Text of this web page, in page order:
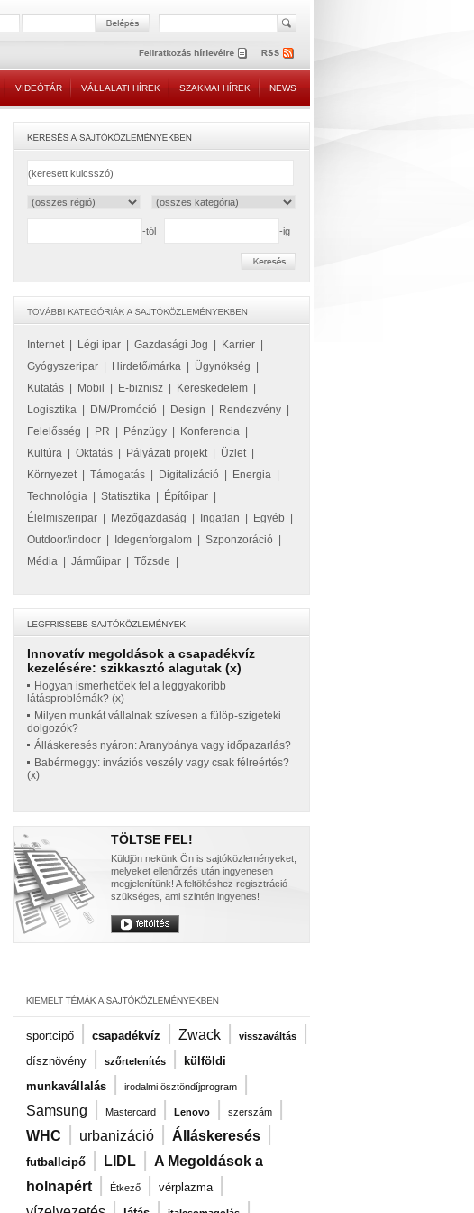
VIDEÓTÁR VÁLLALATI HÍREK SZAKMAI HÍREK NEWS
-tól -ig
Internet| Légi ipar Gazdasági Jog Karrier
Gyógyszeripar
Hirdető/márka Ügynökség
Kutatás
Mobil E-biznisz Kereskedelem
Logisztika
DM/Promóció Design Rendezvény
Felelősség
PR Pénzügy Konferencia
Kultúra
Oktatás Pályázati projekt| Üzlet|
Környezet| Támogatás Digitalizáció Energia
Technológia
Statisztika Építőipar
Élelmiszeripar
Mezőgazdaság Ingatlan Egyéb
Outdoor/indoor
Idegenforgalom Szponzoráció
Média
Járműipar Tőzsde
Innovatív megoldások a csapadékvíz
kezelésére: szikkasztó alagutak (x)
Hogyan ismerhetőek fel a leggyakoribb
látásproblémák? (x)
Milyen munkát vállalnak szívesen a fülöp-szigeteki
dolgozók?
Álláskeresés nyáron: Aranybánya vagy időpazarlás?
Babérmeggy: inváziós veszély vagy csak félreértés?
(x)
TÖLTSE FEL!
Küldjön nekünk Ön is sajtóközleményeket,
melyeket ellenőrzés után ingyenesen
megjelenítünk! A feltöltéshez regisztráció
szükséges, ami szintén ingyenes!
sportcipő | csapadékvíz | Zwack | visszaváltás |
dísznövény | szőrtelenítés |
külföldi
munkavállalás | irodalmi ösztöndíjprogram |
Samsung | Mastercard | Lenovo | szerszám |
WHC | urbanizáció | Álláskeresés |
futballcipő | LIDL | A Megoldások a
holnapért | Étkező | vérplazma |